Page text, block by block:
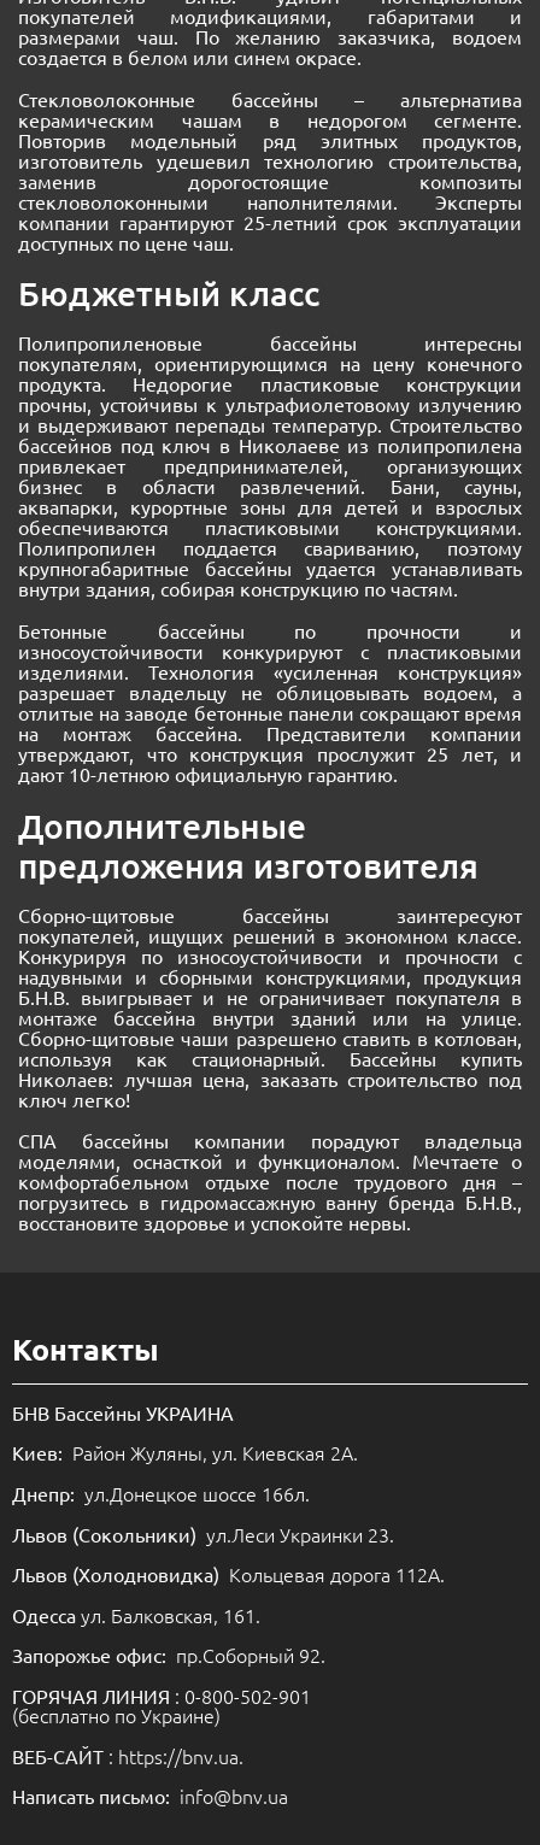
покупателей модификациями, габаритами и
размерами чаш. По желанию заказчика, водоем
создается в белом или синем окрасе.
Стекловолоконные бассейны – альтернатива
керамическим чашам в недорогом сегменте.
Повторив модельный ряд элитных продуктов,
изготовитель удешевил технологию строительства,
заменив дорогостоящие композиты
стекловолоконными наполнителями. Эксперты
компании гарантируют 25-летний срок эксплуатации
доступных по цене чаш.
Бюджетный класс
Полипропиленовые бассейны интересны
покупателям, ориентирующимся на цену конечного
продукта. Недорогие пластиковые конструкции
прочны, устойчивы к ультрафиолетовому излучению
и выдерживают перепады температур. Строительство
бассейнов под ключ в Николаеве из полипропилена
привлекает предпринимателей, организующих
бизнес в области развлечений. Бани, сауны,
аквапарки, курортные зоны для детей и взрослых
обеспечиваются пластиковыми конструкциями.
Полипропилен поддается свариванию, поэтому
крупногабаритные бассейны удается устанавливать
внутри здания, собирая конструкцию по частям.
Бетонные бассейны по прочности и
износоустойчивости конкурируют с пластиковыми
изделиями. Технология «усиленная конструкция»
разрешает владельцу не облицовывать водоем, а
отлитые на заводе бетонные панели сокращают время
на монтаж бассейна. Представители компании
утверждают, что конструкция прослужит 25 лет, и
дают 10-летнюю официальную гарантию.
Дополнительные
предложения изготовителя
Сборно-щитовые бассейны заинтересуют
покупателей, ищущих решений в экономном классе.
Конкурируя по износоустойчивости и прочности с
надувными и сборными конструкциями, продукция
Б.Н.В. выигрывает и не ограничивает покупателя в
монтаже бассейна внутри зданий или на улице.
Сборно-щитовые чаши разрешено ставить в котлован,
используя как стационарный. Бассейны купить
Николаев: лучшая цена, заказать строительство под
ключ легко!
СПА бассейны компании порадуют владельца
моделями, оснасткой и функционалом. Мечтаете о
комфортабельном отдыхе после трудового дня –
погрузитесь в гидромассажную ванну бренда Б.Н.В.,
восстановите здоровье и успокойте нервы.
Контакты
БНВ Бассейны УКРАИНА
Киев: Район Жуляны, ул. Киевская 2А.
Днепр: ул.Донецкое шоссе 166л.
Львов (Сокольники) ул.Леси Украинки 23.
Львов (Холодновидка) Кольцевая дорога 112А.
Одесса ул. Балковская, 161.
Запорожье офис: пр.Соборный 92.
ГОРЯЧАЯ ЛИНИЯ : 0-800-502-901
(бесплатно по Украине)
ВЕБ-САЙТ : https://bnv.ua.
Написать письмо: info@bnv.ua